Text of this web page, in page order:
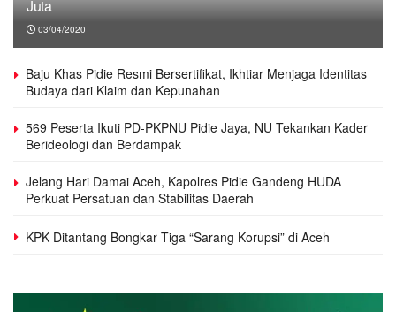
Juta
03/04/2020
Baju Khas Pidie Resmi Bersertifikat, Ikhtiar Menjaga Identitas
Budaya dari Klaim dan Kepunahan
569 Peserta Ikuti PD-PKPNU Pidie Jaya, NU Tekankan Kader
Berideologi dan Berdampak
Jelang Hari Damai Aceh, Kapolres Pidie Gandeng HUDA
Perkuat Persatuan dan Stabilitas Daerah
KPK Ditantang Bongkar Tiga “Sarang Korupsi” di Aceh